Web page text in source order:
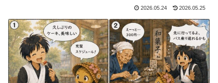
2026.05.24 2026.05.25